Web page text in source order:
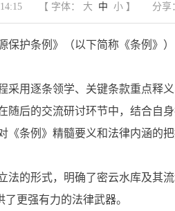
【 字体： 大 中 小】 分享：
护条例》（以下简称《条例》
用逐条领学、关键条款重点释
后的交流研讨环节中，结合自
条例》精髓要义和法律内涵的
法的形式，明确了密云水库及其
更强有力的法律武器。